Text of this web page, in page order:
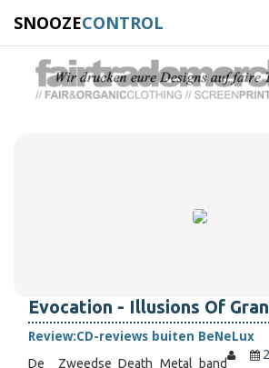
SNOOZECONTROL
Evocation - Illusions Of
Review:CD-reviews buiten BeNeLux
De Zweedse Death Metal band